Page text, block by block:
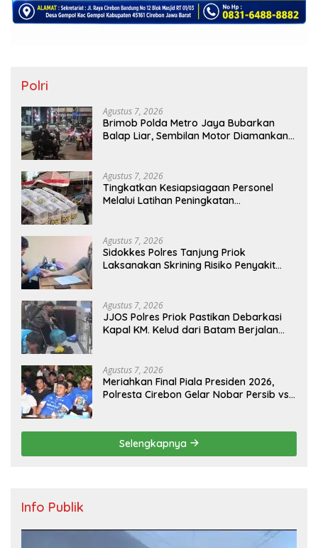
Polri
Agustus 7, 2026
Brimob Polda Metro Jaya Bubarkan
Balap Liar, Sembilan Motor Diamankan
Agustus 7, 2026
Tingkatkan Kesiapsiagaan Personel
Melalui Latihan Peningkatan
Agustus 7, 2026
Sidokkes Polres Tanjung Priok
Laksanakan Skrining Risiko Penyakit
Agustus 7, 2026
JJOS Polres Priok Pastikan Debarkasi
Kapal KM. Kelud dari Batam Berjalan
Agustus 7, 2026
Meriahkan Final Piala Presiden 2026,
Polresta Cirebon Gelar Nobar Persib vs
Selengkapnya
Info Publik